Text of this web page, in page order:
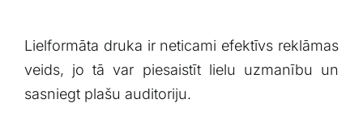
Klientu portāls
English
Lielformāta druka ir neticami efektīvs reklāmas
veids, jo tā var piesaistīt lielu uzmanību un
sasniegt plašu auditoriju.